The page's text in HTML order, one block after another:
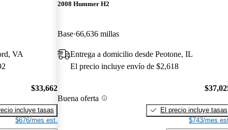
VA
$33,662
incluye tasas
$676/mes est.
2008 Hummer H2
Base 66,636 millas
Entrega a domicilio desde Peotone, IL
El precio incluye envío de $2,618
Buena oferta
El precio incluye tasas
$743/mes